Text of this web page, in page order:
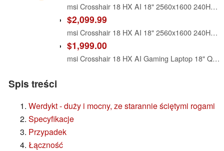
msi Crosshair 18 HX AI 18" 2560x1600 240Hz Display Gaming Laptop, Intel Core Ultra 9 275HX (24 Cores, 2.1-5.4 GHz), NVIDIA RTX 5070 8GB GDDR7, 32GB RAM, 1TB NVMe SSD, Windows 11 Home
$2,099.99
msi Crosshair 18 HX AI 18" 2560x1600 240Hz Display Gaming Laptop, Intel Core Ultra 9 275HX, NVIDIA RTX 5070 8GB GDDR7, 32GB RAM, 2TB NVMe SSD, Windows 11 Home, w/ZYN HDMI Cable
$1,999.00
msi Crosshair 18 HX AI Gaming Laptop 18" QHD+ 240Hz 100% DCI-P3 Intel 24-core Ultra 9 275HX (>i9-14900HX) 32GB DDR5 1TB SSD GeForce RTX 5070 (Up to 798 AI Tops) RGB Backlit WiFi6E Win11Pro ICP Hub
Spis treści
Werdykt - duży i mocny, ze starannie ściętymi rogami
Specyfikacje
Przypadek
Łączność